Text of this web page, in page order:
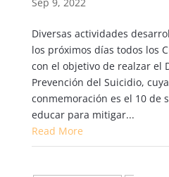
Diversas actividades
los próximos días todos los
con el objetivo de realzar el
Prevención del Suicidio,
conmemoración es el 10 de
educar para mitigar...
Read More